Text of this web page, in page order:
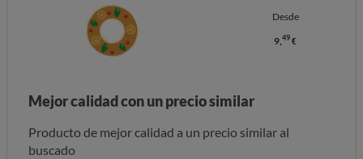
Desde
9,49 €
Mejor calidad con un precio similar
Producto de mejor calidad a un precio similar al
buscado